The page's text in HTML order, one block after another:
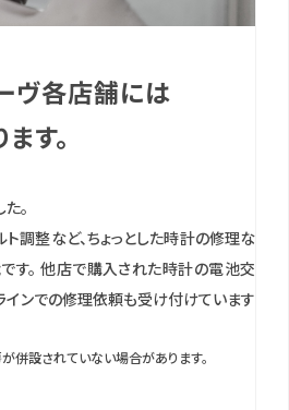
ヴ各店舗には
す。
。
調整など、ちょっとした時計の修理な
す。 他店で購入された時計の電池交
インでの修理依頼も受け付けています
設されていない場合があります。